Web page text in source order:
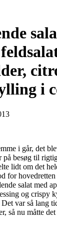
i
i går, det
på besøg til
lidt om det
for
salat med
og crispy
var så lang
så nu måtte